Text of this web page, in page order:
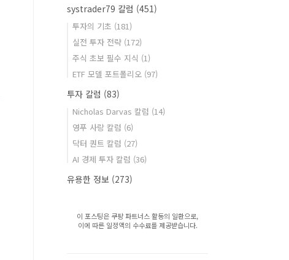
systrader79 칼럼 (451)
투자의 기초 (181)
실전 투자 전략 (172)
주식 초보 필수 지식 (1)
ETF 모델 포트폴리오 (97)
투자 칼럼 (83)
Nicholas Darvas 칼럼 (14)
영푸 사랑 칼럼 (6)
닥터 퀀트 칼럼 (27)
AI 경제 투자 칼럼 (36)
유용한 정보 (273)
이 포스팅은 쿠팡 파트너스 활동의 일환으로,
이에 따른 일정액의 수수료를 제공받습니다.